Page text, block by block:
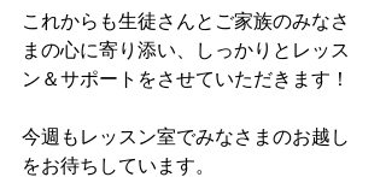
これからも生徒さんとご家族のみなさ
まの心に寄り添い、しっかりとレッス
ン＆サポートをさせていただきます！
今週もレッスン室でみなさまのお越し
をお待ちしています。